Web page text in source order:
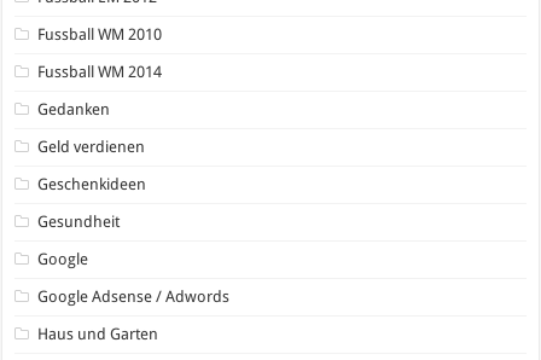
Fussball WM 2010
Fussball WM 2014
Gedanken
Geld verdienen
Geschenkideen
Gesundheit
Google
Google Adsense / Adwords
Haus und Garten